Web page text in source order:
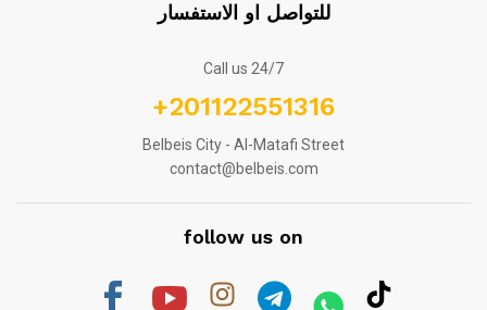
للتواصل او الاستفسار
Call us 24/7
+201122551316
Belbeis City - Al-Matafi Street
contact@belbeis.com
follow us on